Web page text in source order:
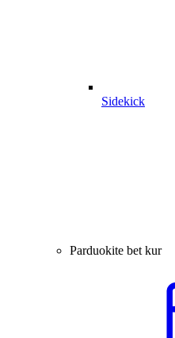
Sidekick
Parduokite bet kur